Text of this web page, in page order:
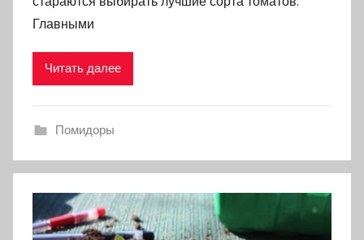
Главными
Читать далее
Помидоры